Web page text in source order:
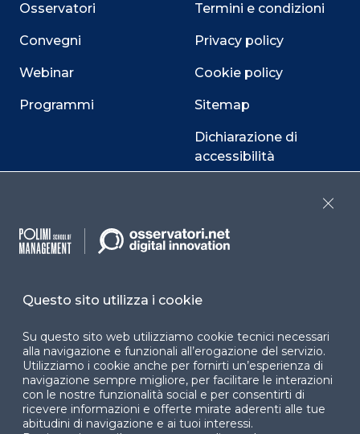
Osservatori
Convegni
Webinar
Programmi
Termini e condizioni
Privacy policy
Cookie policy
Sitemap
Dichiarazione di
accessibilità
YouTube X
Questo sito utilizza i cookie
Su questo sito web utilizziamo cookie tecnici necessari
alla navigazione e funzionali all’erogazione del servizio.
Utilizziamo i cookie anche per fornirti un’esperienza di
navigazione sempre migliore, per facilitare le interazioni
con le nostre funzionalità social e per consentirti di
ricevere informazioni e offerte mirate aderenti alle tue
abitudini di navigazione e ai tuoi interessi.